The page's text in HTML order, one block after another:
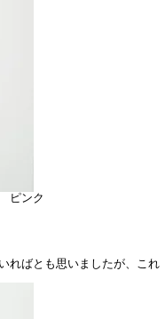
ピンク
ればとも思いましたが、これ